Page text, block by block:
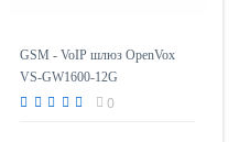
GSM - VoIP шлюз OpenVox
VS-GW1600-12G
0